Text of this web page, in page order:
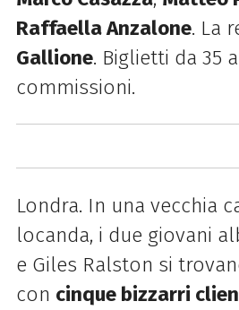
Raffaella Anzalone. La
Gallione. Biglietti da 35
commissioni.
Londra. In una vecchia
locanda, i due giovani
e Giles Ralston si
con cinque bizzarri